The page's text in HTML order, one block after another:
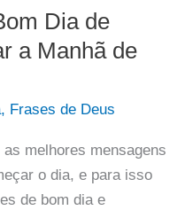
Dia de
a Manhã de
, Frases de Deus
melhores mensagens
o dia, e para isso
de bom dia e